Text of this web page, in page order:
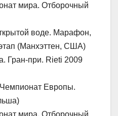
мира. Отборочный
воде. Марафон,
(Манхэттен, США)
Гран-при. Rieti 2009
Европы.